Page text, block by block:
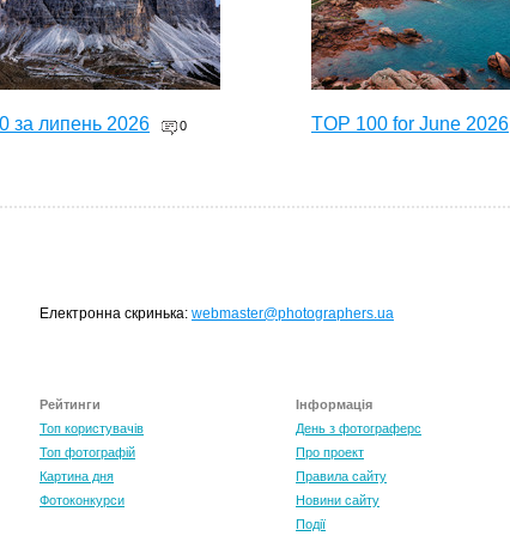
за липень 2026
0
TOP 100 for June 2026
за травень 2026
Електронна скринька: webmaster@photographers.ua
Рейтинги
Топ користувачів
Топ фотографій
Картина дня
Фотоконкурси
Інформація
День з фотограферс
Про проект
Правила сайту
Новини сайту
Події